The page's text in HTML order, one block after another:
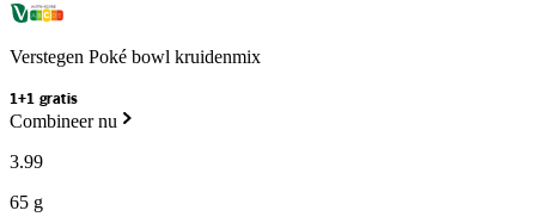
Verstegen Poké bowl kruidenmix
1+1 gratis
Combineer nu
3.99
65 g